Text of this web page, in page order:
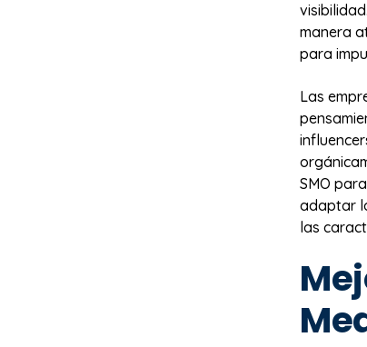
manera
para
Las
SMO
adaptar
las